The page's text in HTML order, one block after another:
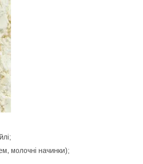
молочні начинки);